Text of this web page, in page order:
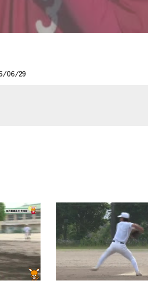
06/29
ス作業を予定しています。
願いいたします。